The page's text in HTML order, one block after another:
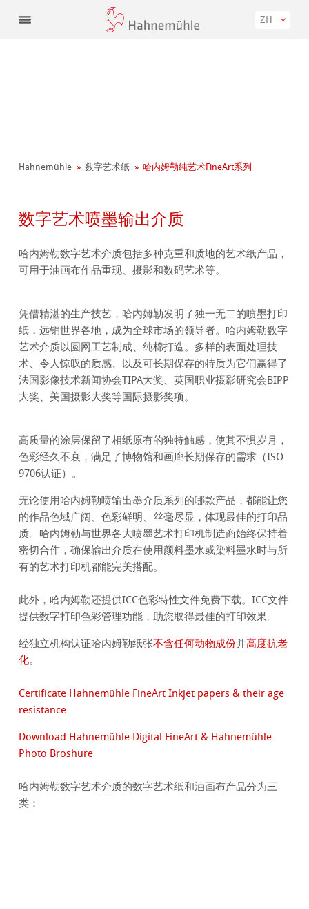
ZH
Hahnemühle 数字艺术纸 哈内姆勒纯艺术FineArt系列
数字艺术喷墨输出介质
哈内姆勒数字艺术介质包括多种克重和质地的艺术纸产品，
可用于油画布作品重现、摄影和数码艺术等。
凭借精湛的生产技艺，哈内姆勒发明了独一无二的喷墨打印
纸，远销世界各地，成为全球市场的领导者。哈内姆勒数字
艺术介质以圆网工艺制成、纯棉打造。多样的表面处理技
术、令人惊叹的质感、以及可长期保存的特质为它们赢得了
法国影像技术新闻协会TIPA大奖、英国职业摄影研究会BIPP
大奖、美国摄影大奖等国际摄影奖项。
高质量的涂层保留了相纸原有的独特触感，使其不惧岁月，
色彩经久不衰，满足了博物馆和画廊长期保存的需求（ISO
9706认证）。
无论使用哈内姆勒喷输出墨介质系列的哪款产品，都能让您
的作品色域广阔、色彩鲜明、丝毫尽显，体现最佳的打印品
质。哈内姆勒与世界各大喷墨艺术打印机制造商始终保持着
密切合作，确保输出介质在使用颜料墨水或染料墨水时与所
有的艺术打印机都能完美搭配。
此外，哈内姆勒还提供ICC色彩特性文件免费下载。ICC文件
提供数字打印色彩管理功能，助您取得最佳的打印效果。
经独立机构认证哈内姆勒纸张不含任何动物成份并高度抗老
化。
Certificate Hahnemühle FineArt Inkjet papers & their age
resistance
Download Hahnemühle Digital FineArt & Hahnemühle
Photo Broshure
哈内姆勒数字艺术介质的数字艺术纸和油画布产品分为三
类：